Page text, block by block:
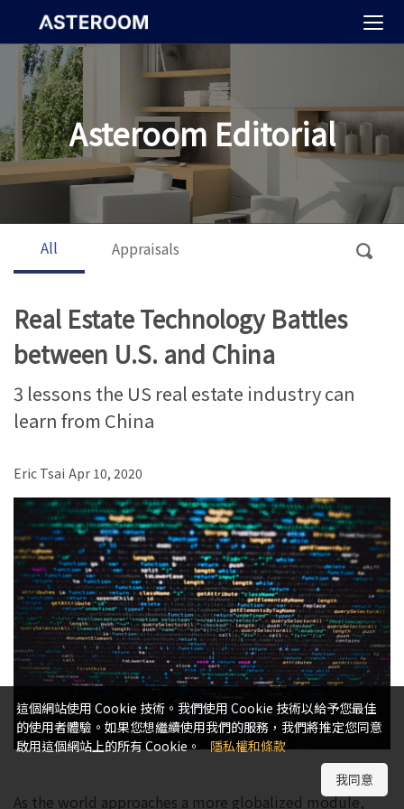
Asteroom Editorial
All Appraisals
Real Estate Technology Battles
between U.S. and China
3 lessons the US real estate industry can
learn from China
Eric Tsai Apr 10, 2020
As the world approaches a more globalized module,
這個網站使用 Cookie 技術。我們使用 Cookie 技術以給予您最佳
的使用者體驗。如果您想繼續使用我們的服務，我們將推定您同意
啟用這個網站上的所有 Cookie。 隱私權和條款
我同意